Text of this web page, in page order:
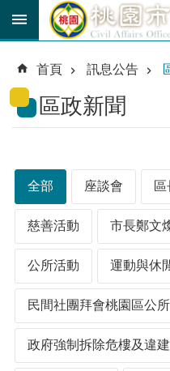
跳到主要內容區塊
育
貼
公
線
市
民
卡
進
階
搜
尋
首頁 訊息公告
區政新聞
全部 座談會
慈善活動 市長鄭文
公所活動 運動與休
民間社團拜會桃園區公所
政府強制拆除危樓及違建